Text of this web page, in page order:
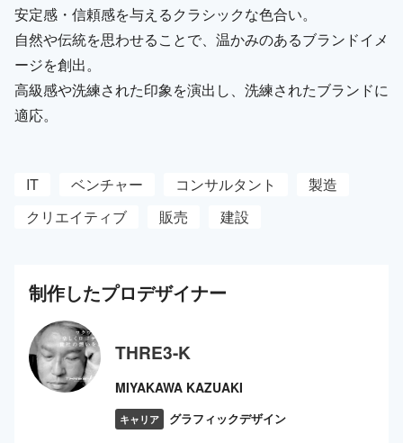
安定感・信頼感を与えるクラシックな色合い。
自然や伝統を思わせることで、温かみのあるブランドイメ
ージを創出。
高級感や洗練された印象を演出し、洗練されたブランドに
適応。
IT ベンチャー コンサルタント
製造
クリエイティブ
販売 建設
制作したプロデザイナー
THRE3-K
MIYAKAWA KAZUAKI
キャリア グラフィックデザイン